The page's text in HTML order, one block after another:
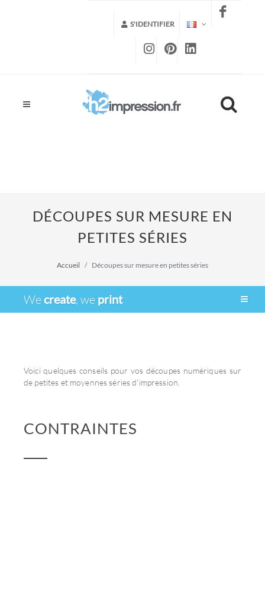
S'IDENTIFIER
DÉCOUPES SUR MESURE EN
PETITES SÉRIES
Accueil Découpes sur mesure en petites séries
Wecreate, we print
Voici quelques conseils pour vos découpes numériques sur
de petites et moyennes séries d'impression.
CONTRAINTES